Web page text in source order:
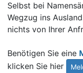
Selbst bei
Wegzug ins
nichts von Ihrer
Benötigen Sie eine
klicken Sie hier